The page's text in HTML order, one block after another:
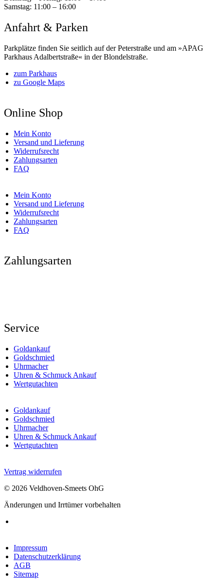
Samstag: 11:00 – 16:00
Anfahrt & Parken
Parkplätze finden Sie seitlich auf der Peterstraße und am »APAG
Parkhaus Adalbertstraße« in der Blondelstraße.
zum Parkhaus
zu Google Maps
Online Shop
Mein Konto
Versand und Lieferung
Widerrufsrecht
Zahlungsarten
FAQ
Mein Konto
Versand und Lieferung
Widerrufsrecht
Zahlungsarten
FAQ
Zahlungsarten
Service
Goldankauf
Goldschmied
Uhrmacher
Uhren & Schmuck Ankauf
Wertgutachten
Goldankauf
Goldschmied
Uhrmacher
Uhren & Schmuck Ankauf
Wertgutachten
Vertrag widerrufen
© 2026 Veldhoven-Smeets OhG
Änderungen und Irrtümer vorbehalten
Impressum
Datenschutzerklärung
AGB
Sitemap